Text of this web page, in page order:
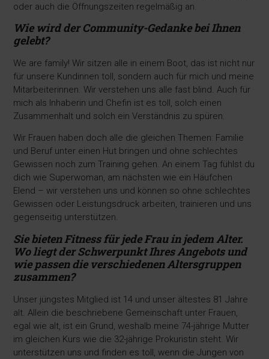
oder auch die Öffnungszeiten regelmäßig an.
Wie wird der Community-Gedanke bei Ihnen
gelebt?
We are family! Wir sitzen alle in einem Boot, das ist nicht nur
für unsere Kundinnen toll, sondern auch für mich und meine
Mitarbeiterinnen. Wir verstehen uns alle fast blind. Auch für
mich als Inhaberin und Chefin ist es toll, solch einen
Zusammenhalt und solch ein Verständnis zu spüren.
Wir Frauen haben doch alle die gleichen Themen: Familie
und Beruf unter einen Hut bringen und ohne schlechtes
Gewissen noch zum Training gehen. An einem Tag fühlst du
dich wie Superwoman, am nächsten wie ein Häufchen
Elend – wir verstehen uns und können so ohne schlechtes
Gewissen oder Leistungsdruck arbeiten, trainieren und uns
gegenseitig unterstützen.
Sie bieten Fitness für jede Frau in jedem Alter.
Wo liegt der Schwerpunkt Ihres Angebots und
wie passen die verschiedenen Altersgruppen
zusammen?
Unser jüngstes Mitglied ist 14 und unser ältestes 81 Jahre
alt. Allein die beschriebene Gemeinschaft unter Frauen,
egal wie alt, ist ein Grund, weshalb meine 74-jährige Mutter
im gleichen Kurs wie die 32-jährige Prokuristin steht. Wir
unterstützen uns und finden es toll, wenn die Jungen von